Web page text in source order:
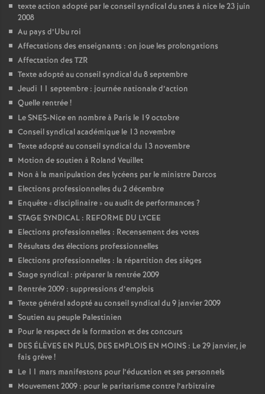
texte action adopté par le conseil syndical du snes à nice le 23 juin
2008
Au pays d’Ubu roi
Affectations des enseignants : on joue les prolongations
Affectation des TZR
Texte adopté au conseil syndical du 8 septembre
Jeudi 11 septembre : journée nationale d’action
Quelle rentrée!
Le SNES-Nice en nombre à Paris le 19 octobre
Conseil syndical académique le 13 novembre
Texte adopté au conseil syndical du 13 novembre
Motion de soutien à Roland Veuillet
Non à la manipulation des lycéens par le ministre Darcos
Elections professionnelles du 2 décembre
Enquête «disciplinaire» ou audit de performances ?
STAGE SYNDICAL : REFORME DU LYCEE
Elections professionnelles : Recensement des votes
Résultats des élections professionnelles
Elections professionnelles : la répartition des sièges
Stage syndical : préparer la rentrée 2009
Rentrée 2009 : suppressions d’emplois
Texte général adopté au conseil syndical du 9 janvier 2009
Soutien au peuple Palestinien
Pour le respect de la formation et des concours
DES ÉLÈVES EN PLUS, DES EMPLOIS EN MOINS : Le 29 janvier, je
fais grève!
Le 11 mars manifestons pour l’éducation et ses personnels
Mouvement 2009 : pour le paritarisme contre l’arbitraire